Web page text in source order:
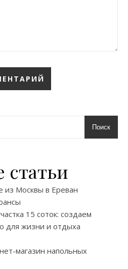
Поиск
статьи
из Москвы в Ереван
15 соток: создаем
для жизни и отдыха
магазин напольных